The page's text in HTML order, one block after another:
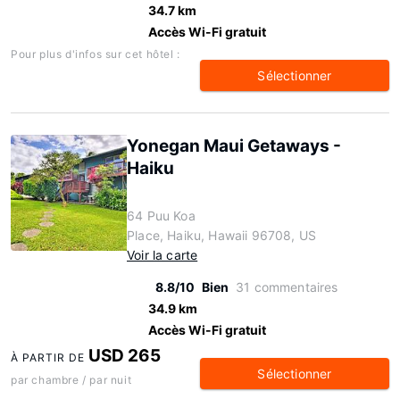
34.7 km
Accès Wi-Fi gratuit
Pour plus d'infos sur cet hôtel :
Sélectionner
Yonegan Maui Getaways -
Haiku
64 Puu Koa
Place, Haiku, Hawaii 96708, US
Voir la carte
8.8/10 Bien 31 commentaires
34.9 km
Accès Wi-Fi gratuit
À PARTIR DE USD 265
par chambre / par nuit Sélectionner